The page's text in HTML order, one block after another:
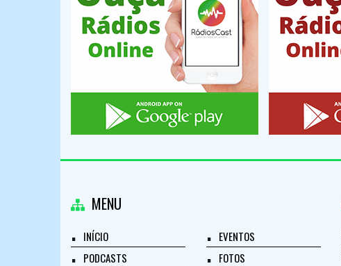
MENU
INÍCIO
PODCASTS
EVENTOS
FOTOS